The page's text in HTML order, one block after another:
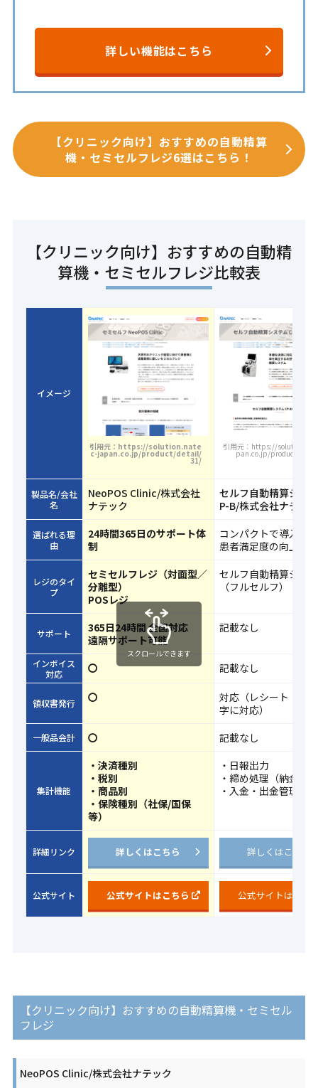
詳しい機能はこちら
【クリニック向け】おすすめの自動精算
機・セミセルフレジ6選はこちら！
【クリニック向け】おすすめの自動精
算機・セミセルフレジ比較表
イメージ
引用元：https://solution.nate
c-japan.co.jp/product/detail/
31/
引用元：https://
pan.co.jp/product/
製品名/会社
名
NeoPOS Clinic/株式会社
ナテック
セルフ自動精算シス
P-B/株式会社ナテック
選ばれる理
由
24時間365日のサポート体
制
コンパクトで導入し
患者満足度の向上に
レジのタイ
プ
セミセルフレジ（対面型／
分離型）
POSレジ
セルフ自動精算シス
（フルセルフ）
サポート
365日24時間 全国対応
遠隔サポート可能
記載なし
インボイス
対応
〇 記載なし
領収書発行 〇
対応（レシート・領
字に対応）
一般品会計 〇 記載なし
集計機能
・決済種別
・税別
・商品別
・保険種別（社保/国保
等）
・日報出力
・締め処理（納金）
・入金・出金管理
詳細リンク 詳しくはこちら 詳しくはこちら
公式サイト 公式サイトはこちら 公式サイトはこち
スクロールできます
【クリニック向け】おすすめの自動精算機・セミセル
フレジ
NeoPOS Clinic/株式会社ナテック